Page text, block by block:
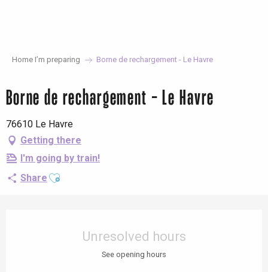
Home I’m preparing Borne de rechargement - Le Havre
Borne de rechargement - Le Havre
76610 Le Havre
Getting there
I'm going by train!
Share Ajouter aux favoris
Unresolved hours
See opening hours